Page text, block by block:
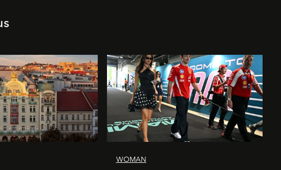
WOMAN